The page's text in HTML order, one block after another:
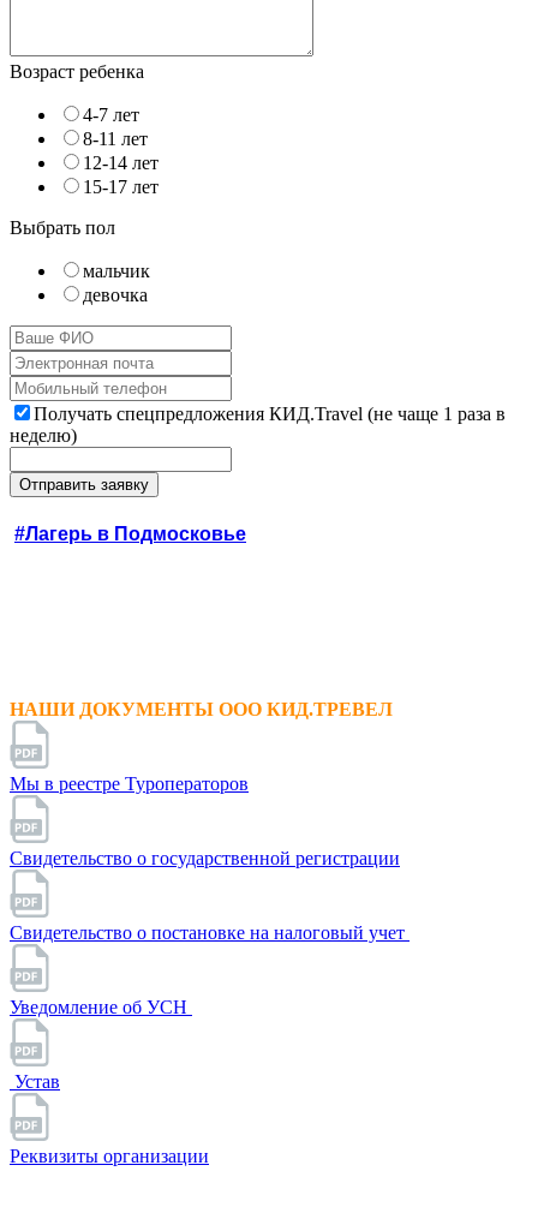
Возраст ребенка
4-7 лет
8-11 лет
12-14 лет
15-17 лет
Выбрать пол
мальчик
девочка
Получать спецпредложения КИД.Travel (не чаще 1 раза в
неделю)
#Лагерь в Подмосковье
НАШИ ДОКУМЕНТЫ ООО КИД.ТРЕВЕЛ
Мы в реестре Туроператоров
Свидетельство о государственной регистрации
Свидетельство о постановке на налоговый учет
Уведомление об УСН
Устав
Реквизиты организации